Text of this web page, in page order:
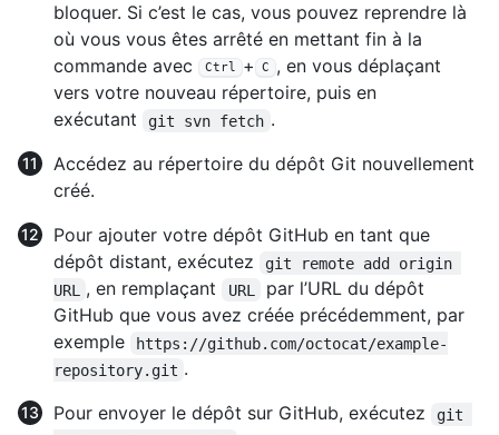
bloquer. Si c’est le cas, vous pouvez reprendre là
où vous vous êtes arrêté en mettant fin à la
commande avec
Ctrl + C
, en vous déplaçant
vers votre nouveau répertoire, puis en
exécutant
git svn fetch .
Accédez au répertoire du dépôt Git nouvellement
créé.
Pour ajouter votre dépôt GitHub en tant que
dépôt distant, exécutez
git remote add origin
URL
, en remplaçant URL
par l’URL du dépôt
GitHub que vous avez créée précédemment, par
exemple
https://github.com/octocat/example-
repository.git .
Pour envoyer le dépôt sur GitHub, exécutez
git